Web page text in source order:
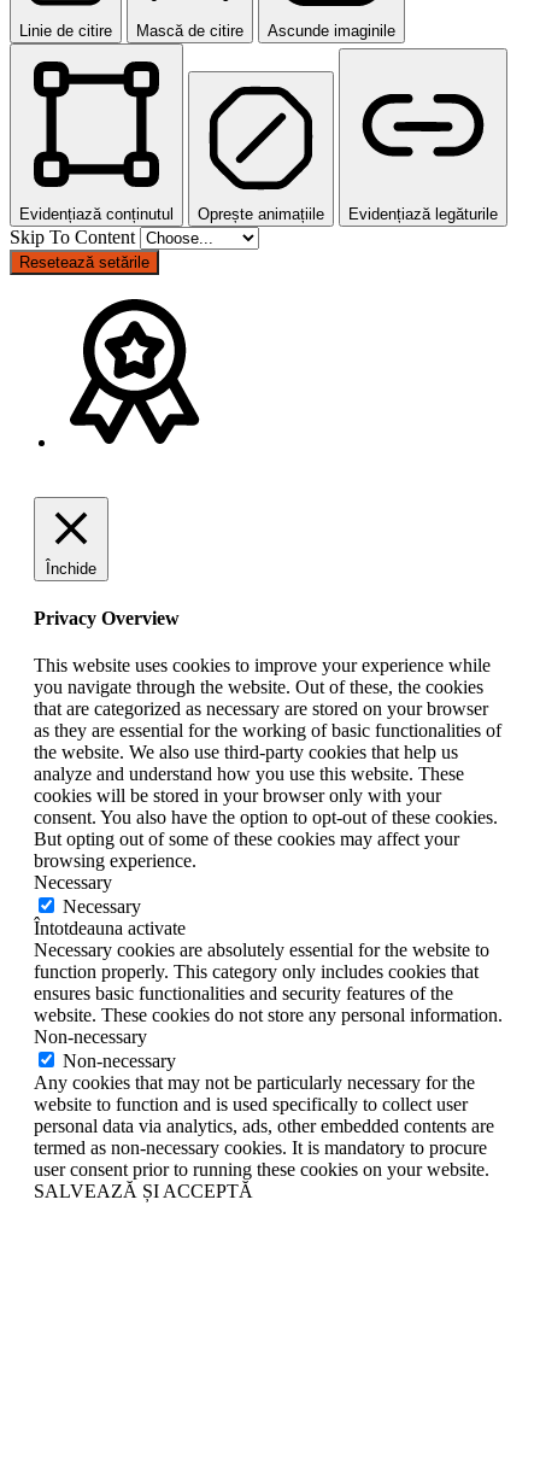
Linie de citire Mască de citire Ascunde imaginile
Evidențiază conținutul Oprește animațiile Evidențiază legăturile
Skip To Content
Resetează setările
Închide
Privacy Overview
This website uses cookies to improve your experience while
you navigate through the website. Out of these, the cookies
that are categorized as necessary are stored on your browser
as they are essential for the working of basic functionalities of
the website. We also use third-party cookies that help us
analyze and understand how you use this website. These
cookies will be stored in your browser only with your
consent. You also have the option to opt-out of these cookies.
But opting out of some of these cookies may affect your
browsing experience.
Necessary
Necessary
Întotdeauna activate
Necessary cookies are absolutely essential for the website to
function properly. This category only includes cookies that
ensures basic functionalities and security features of the
website. These cookies do not store any personal information.
Non-necessary
Non-necessary
Any cookies that may not be particularly necessary for the
website to function and is used specifically to collect user
personal data via analytics, ads, other embedded contents are
termed as non-necessary cookies. It is mandatory to procure
user consent prior to running these cookies on your website.
SALVEAZĂ ȘI ACCEPTĂ